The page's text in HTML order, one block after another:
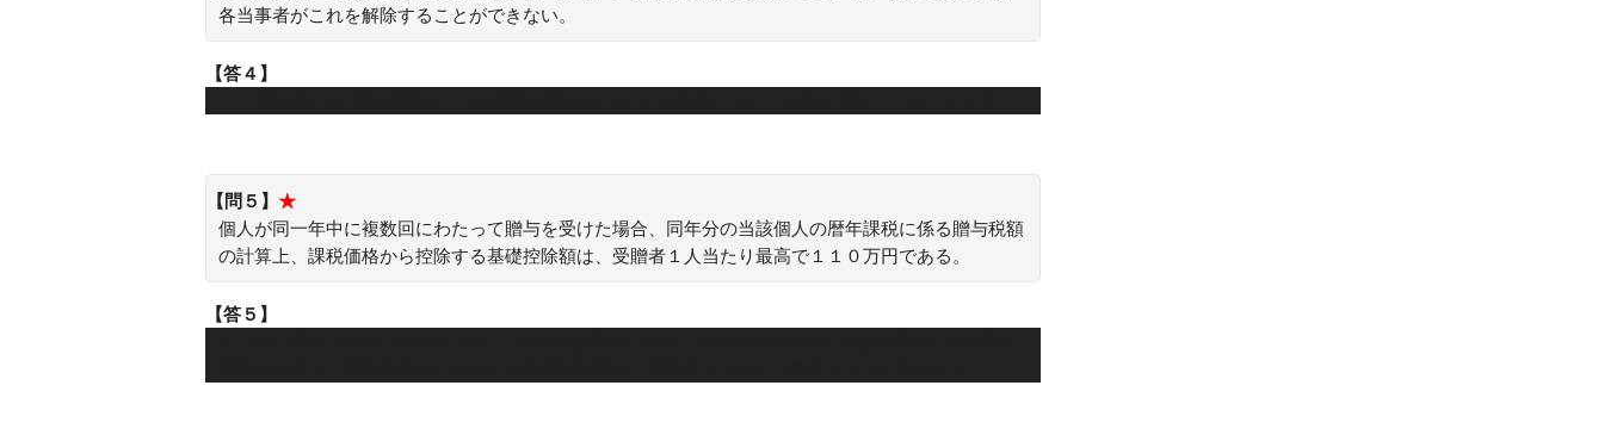
各当事者がこれを解除することができない。
【答４】
【問５】 ★
個人が同一年中に複数回にわたって贈与を受けた場合、同年分の当該個人の暦年課税に係る贈与税額
の計算上、課税価格から控除する基礎控除額は、受贈者１人当たり最高で１１０万円である。
【答５】